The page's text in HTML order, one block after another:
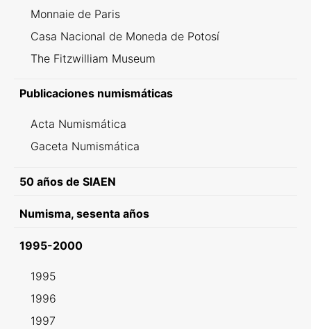
Monnaie de Paris
Casa Nacional de Moneda de Potosí
The Fitzwilliam Museum
Publicaciones numismáticas
Acta Numismática
Gaceta Numismática
50 años de SIAEN
Numisma, sesenta años
1995-2000
1995
1996
1997